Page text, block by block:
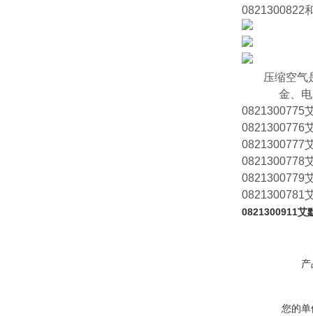
0821300822
压缩空气
金、
0821300775
0821300776
0821300777
0821300778
0821300779
0821300781
0821300911艾
您的